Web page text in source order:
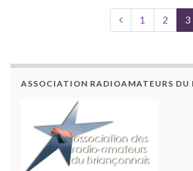
1 2 3
ASSOCIATION RADIOAMATEURS DU